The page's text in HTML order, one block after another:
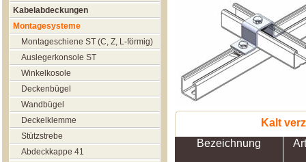
Kabelabdeckungen
Montagesysteme
Montageschiene ST (C, Z, L-förmig)
Auslegerkonsole ST
Winkelkosole
Deckenbügel
Wandbügel
Deckelklemme
Stützstrebe
Abdeckkappe 41
Kalt
Bezeichnung